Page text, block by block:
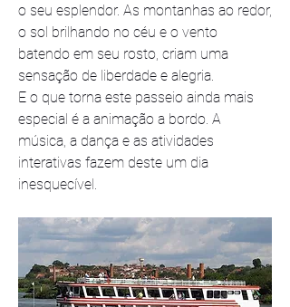
o seu esplendor. As montanhas ao redor,
o sol brilhando no céu e o vento
batendo em seu rosto, criam uma
sensação de liberdade e alegria.
E o que torna este passeio ainda mais
especial é a animação a bordo. A
música, a dança e as atividades
interativas fazem deste um dia
inesquecível.